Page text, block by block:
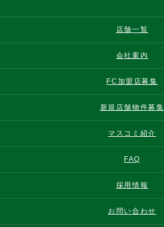
店舗一覧
会社案内
FC加盟店募集
新規店舗物件募集
マスコミ紹介
FAQ
採用情報
お問い合わせ